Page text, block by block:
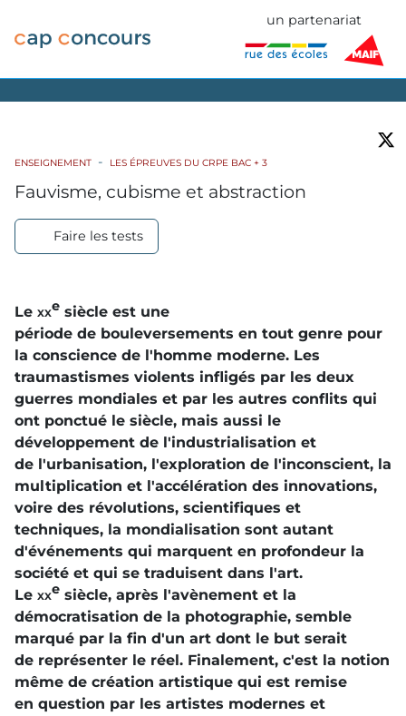
un partenariat
ENSEIGNEMENT LES ÉPREUVES DU CRPE BAC + 3
Fauvisme, cubisme et abstraction
Faire les tests
Le xxe siècle est une
période de bouleversements en tout genre pour
la conscience de l'homme moderne. Les
traumastismes violents infligés par les deux
guerres mondiales et par les autres conflits qui
ont ponctué le siècle, mais aussi le
développement de l'industrialisation et
de l'urbanisation, l'exploration de l'inconscient, la
multiplication et l'accélération des innovations,
voire des révolutions, scientifiques et
techniques, la mondialisation sont autant
d'événements qui marquent en profondeur la
société et qui se traduisent dans l'art.
Le xxe siècle, après l'avènement et la
démocratisation de la photographie, semble
marqué par la fin d'un art dont le but serait
de représenter le réel. Finalement, c'est la notion
même de création artistique qui est remise
en question par les artistes modernes et